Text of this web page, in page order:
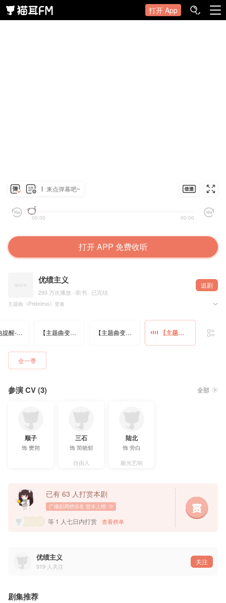
打开 App
来点弹幕吧~
00:00 00:00
打开 APP 免费收听
优绩主义
293 万次播放 · 听书 · 已完结
追剧
主题曲《Prideless》变奏
【来电提醒-简晓郁】 【主题曲变奏1】 【主题曲变奏2】 【主题曲变奏3】
全一季
参演 CV (3) 全部
顺子
饰樊朔
三石
饰简晓郁
自由人
陆北
饰旁白
极光艺响
已有 63 人打赏本剧
广播剧周榜排名 暂未上榜
等 1 人七日内打赏 查看榜单
优绩主义
919 人关注
关注
剧集推荐